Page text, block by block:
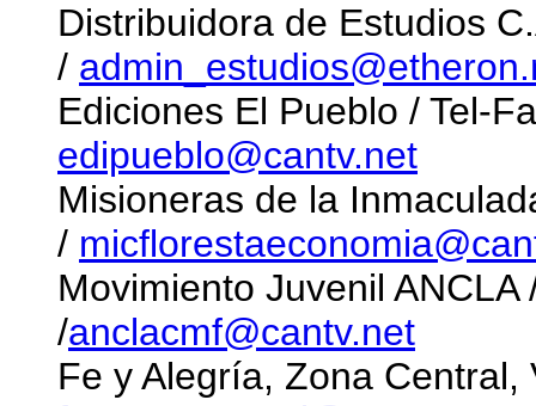
Distribuidora de Estudios
/
Ediciones El Pueblo / Tel-
edipueblo@cantv.net
Misioneras de la
/
Movimiento Juvenil ANCLA
/anclacmf@cantv.net
Fe y Alegría, Zona Central,